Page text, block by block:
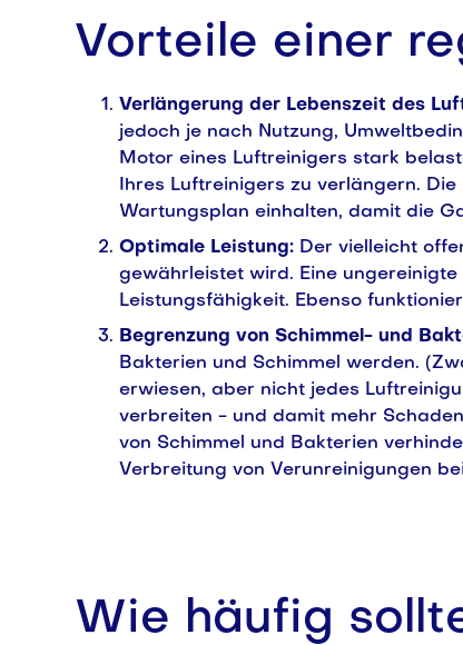
Vorteile einer
Verlängerung der Lebenszeit des
jedoch je nach Nutzung,
Motor eines Luftreinigers stark
Ihres Luftreinigers zu verlängern.
Wartungsplan einhalten, damit die
Optimale Leistung: Der vielleicht
gewährleistet wird. Eine
Leistungsfähigkeit. Ebenso
Begrenzung von Schimmel- und
Bakterien und Schimmel werden.
erwiesen, aber nicht jedes
verbreiten - und damit mehr
von Schimmel und Bakterien
Verbreitung von Verunreinigungen
Wie häufig